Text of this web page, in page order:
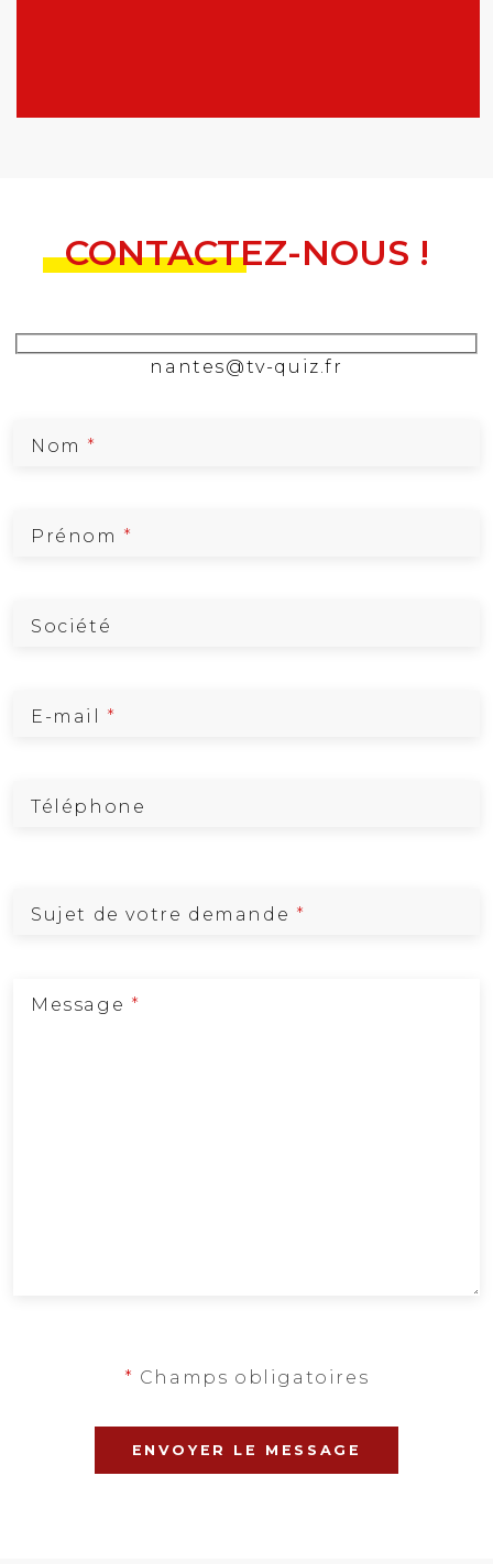
CONTACTEZ-NOUS !
nantes@tv-quiz.fr
Nom *
Prénom *
Société
E-mail *
Téléphone
Sujet de votre demande *
Message *
* Champs obligatoires